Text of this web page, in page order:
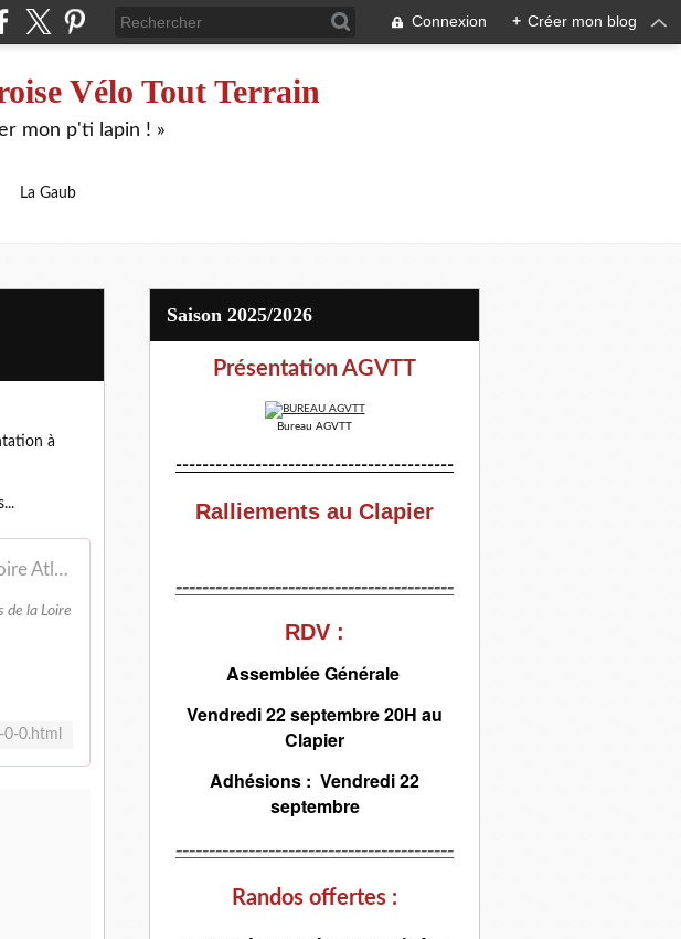
Connexion + Créer mon blog
Vélo Tout Terrain
mon p'ti lapin ! »
La Gaub
à
RANDONNEES VTT - Loire Atlantique (44) - Region Pays de la Loire
de la Loire
0.html
Saison 2025/2026
Présentation AGVTT
Bureau AGVTT
------------------------------------------
Ralliements au Clapier
------------------------------------------
RDV :
Assemblée Générale
Vendredi 22 septembre 20H au
Clapier
Adhésions : Vendredi 22
septembre
------------------------------------------
Randos offertes :